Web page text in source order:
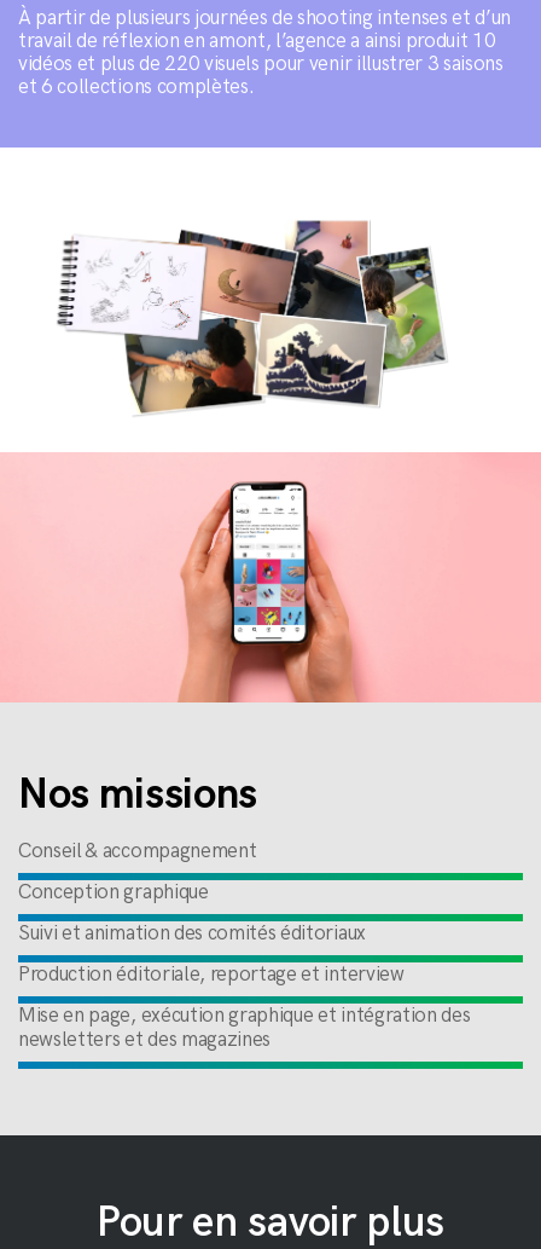
À partir de plusieurs journées de shooting intenses et d’un
travail de réflexion en amont, l’agence a ainsi produit 10
vidéos et plus de 220 visuels pour venir illustrer 3 saisons
et 6 collections complètes.
Nos missions
Conseil & accompagnement
Conception graphique
Suivi et animation des comités éditoriaux
Production éditoriale, reportage et interview
Mise en page, exécution graphique et intégration des
newsletters et des magazines
Pour en savoir plus